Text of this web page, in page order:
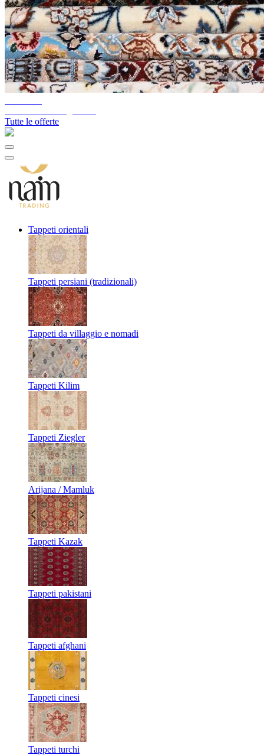
Tutte le offerte
Tappeti orientali
Tappeti persiani (tradizionali)
Tappeti da villaggio e nomadi
Tappeti Kilim
Tappeti Ziegler
Arijana / Mamluk
Tappeti Kazak
Tappeti pakistani
Tappeti afghani
Tappeti cinesi
Tappeti turchi